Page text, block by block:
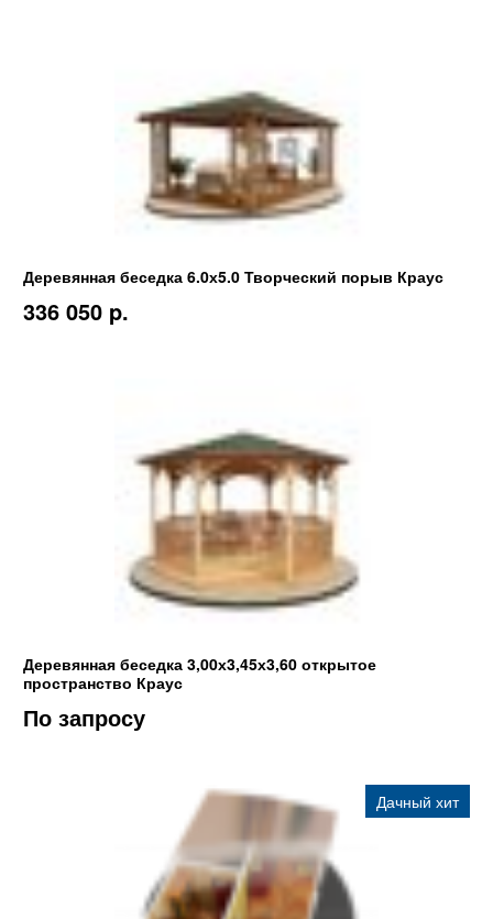
Деревянная беседка 6.0х5.0 Творческий порыв Краус
336 050 p.
Деревянная беседка 3,00х3,45х3,60 открытое
пространство Краус
По запросу
Дачный хит